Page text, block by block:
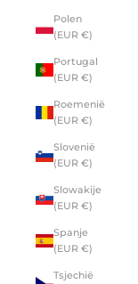
Polen
(EUR €)
Portugal
(EUR €)
Roemenië
(EUR €)
Slovenië
(EUR €)
Slowakije
(EUR €)
Spanje
(EUR €)
Tsjechië